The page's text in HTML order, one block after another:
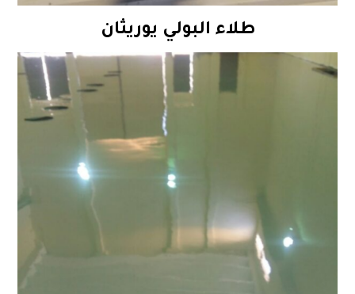
طلاء البولي يوريثان